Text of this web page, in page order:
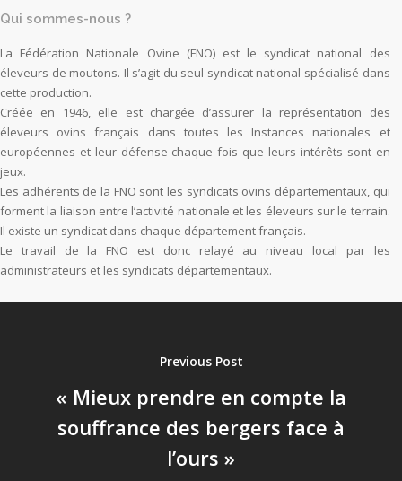
Qui sommes-nous ?
La Fédération Nationale Ovine (FNO) est le syndicat national des
éleveurs de moutons. Il s’agit du seul syndicat national spécialisé dans
cette production.
Créée en 1946, elle est chargée d’assurer la représentation des
éleveurs ovins français dans toutes les Instances nationales et
européennes et leur défense chaque fois que leurs intérêts sont en
jeux.
Les adhérents de la FNO sont les syndicats ovins départementaux, qui
forment la liaison entre l’activité nationale et les éleveurs sur le terrain.
Il existe un syndicat dans chaque département français.
Le travail de la FNO est donc relayé au niveau local par les
administrateurs et les syndicats départementaux.
Previous Post
« Mieux prendre en compte la
souffrance des bergers face à
l’ours »